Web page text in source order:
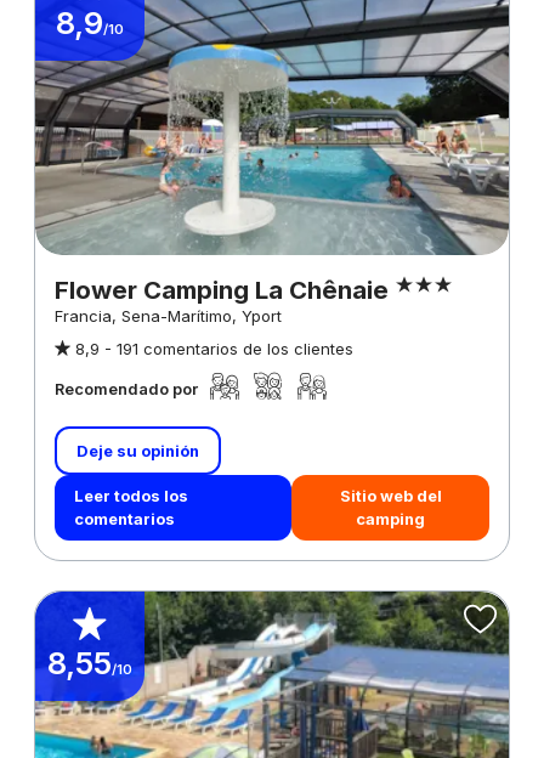
8,9/10
Flower Camping La Chênaie
Francia, Sena-Marítimo, Yport
8,9 - 191 comentarios de los clientes
Recomendado por
Deje su opinión
Leer todos los
comentarios
Sitio web del
camping
8,55/10